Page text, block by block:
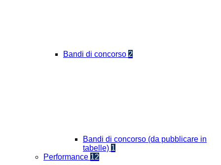
Bandi di concorso 2
Bandi di concorso (da pubblicare in
tabelle) 1
Performance 12